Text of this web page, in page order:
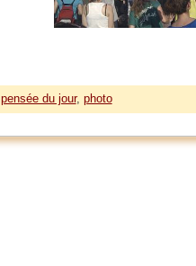
pensée du jour, photo